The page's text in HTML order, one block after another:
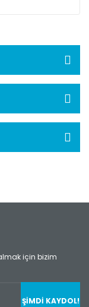
için bizim
ŞİMDİ KAYDOL!